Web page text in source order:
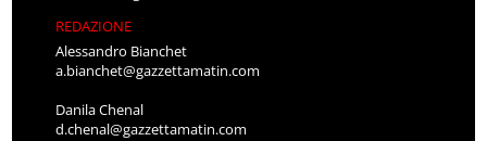
REDAZIONE
Alessandro Bianchet
a.bianchet@gazzettamatin.com
Danila Chenal
d.chenal@gazzettamatin.com